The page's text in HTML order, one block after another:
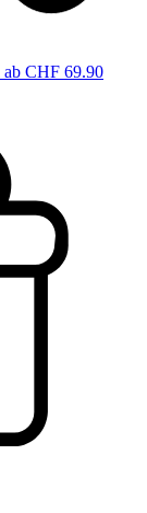
ab CHF 69.90